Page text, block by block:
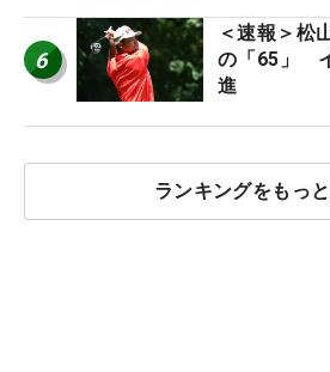
6
＜速報＞松
の「65」
進
ランキングをもっ